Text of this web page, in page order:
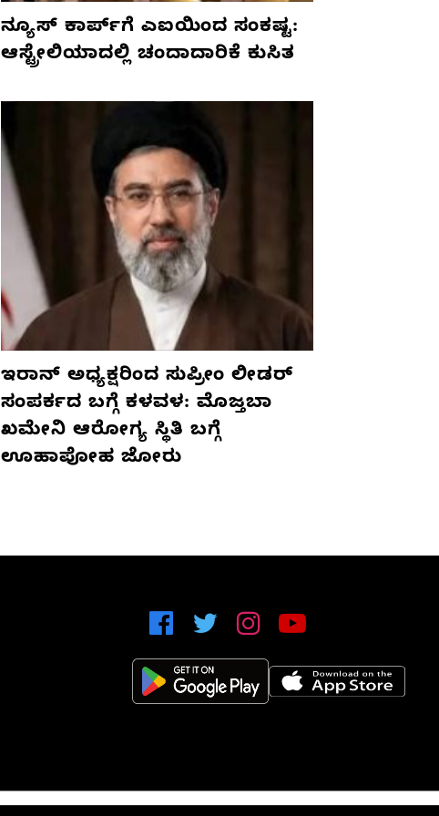
ನ್ಯೂಸ್ ಕಾರ್ಪ್‌ಗೆ ಎಐಯಿಂದ ಸಂಕಷ್ಟ:
ಆಸ್ಟ್ರೇಲಿಯಾದಲ್ಲಿ ಚಂದಾದಾರಿಕೆ ಕುಸಿತ
ಇರಾನ್ ಅಧ್ಯಕ್ಷರಿಂದ ಸುಪ್ರೀಂ ಲೀಡರ್
ಸಂಪರ್ಕದ ಬಗ್ಗೆ ಕಳವಳ: ಮೊಜ್ತಬಾ
ಖಮೇನಿ ಆರೋಗ್ಯ ಸ್ಥಿತಿ ಬಗ್ಗೆ
ಊಹಾಪೋಹ ಜೋರು